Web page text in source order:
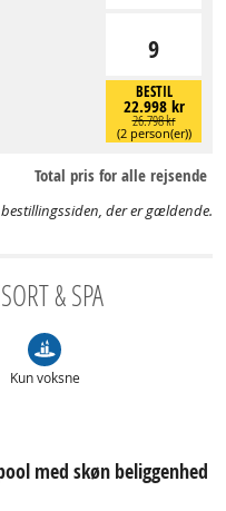
9
BESTIL
22.998 kr
26.798 kr
(2 person(er))
Total pris for alle rejsende
der er gældende.
& SPA
Kun voksne
med skøn beliggenhed